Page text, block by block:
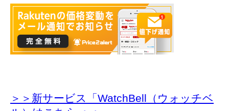
＞＞新サービス「WatchBell（ウォッチベ